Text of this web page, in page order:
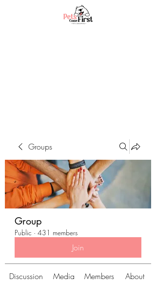
Groups
Group
Public · 431 members
Join
Discussion Media Members About